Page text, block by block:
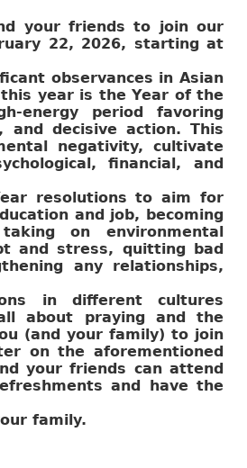
your friends to join our
22, 2026, starting at
observances in Asian
year is the Year of the
energy period favoring
and decisive action. This
negativity, cultivate
financial, and
resolutions to aim for
and job, becoming
on environmental
and stress, quitting bad
any relationships,
in different cultures
about praying and the
(and your family) to join
on the aforementioned
your friends can attend
and have the
family.